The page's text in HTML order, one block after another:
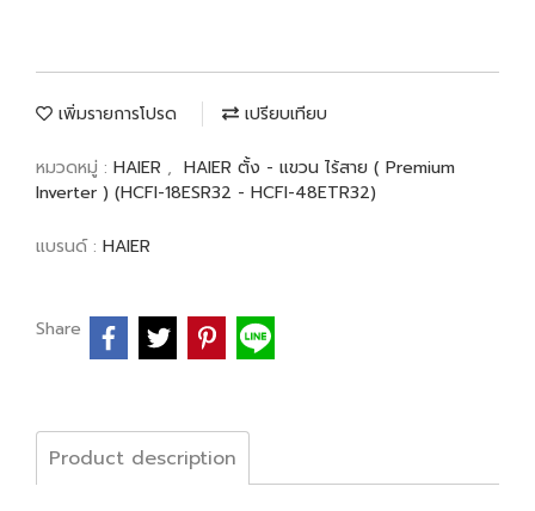
เพิ่มรายการโปรด เปรียบเทียบ
หมวดหมู่ : HAIER , HAIER ตั้ง - แขวน ไร้สาย ( Premium
Inverter ) (HCFI-18ESR32 - HCFI-48ETR32)
แบรนด์ : HAIER
Share
Product description